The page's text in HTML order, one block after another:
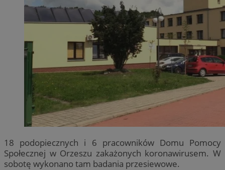
18 podopiecznych i 6 pracowników Domu Pomocy
Społecznej w Orzeszu zakażonych koronawirusem. W
sobotę wykonano tam badania przesiewowe.